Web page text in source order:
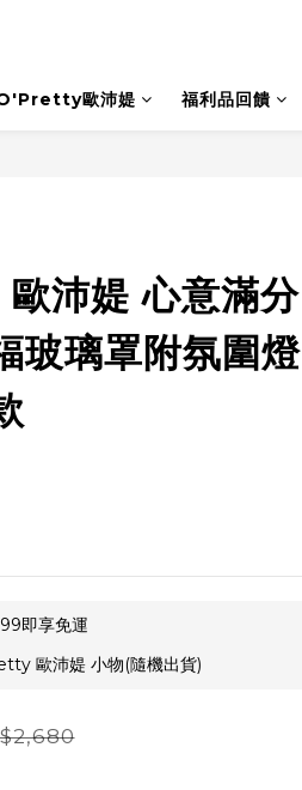
歐沛媞 福利品回饋
沛媞 心意滿分
玻璃罩附氛圍燈
即享免運
歐沛媞 小物(隨機出貨)